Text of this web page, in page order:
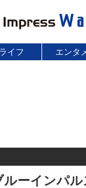
ライフ エンタ
ーインパル